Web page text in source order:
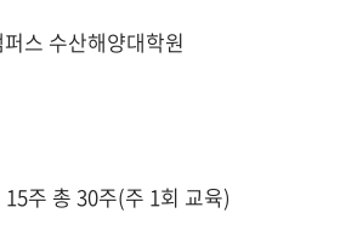
스 수산해양대학원
주 총 30주(주 1회 교육)